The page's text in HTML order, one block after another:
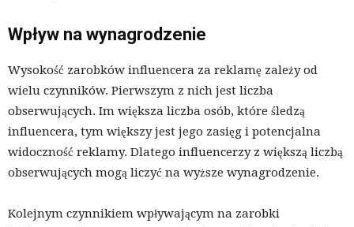
Wpływ na wynagrodzenie
Wysokość zarobków influencera za reklamę zależy od
wielu czynników. Pierwszym z nich jest liczba
obserwujących. Im większa liczba osób, które śledzą
influencera, tym większy jest jego zasięg i potencjalna
widoczność reklamy. Dlatego influencerzy z większą liczbą
obserwujących mogą liczyć na wyższe wynagrodzenie.
Kolejnym czynnikiem wpływającym na zarobki